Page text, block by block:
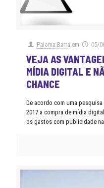
Paloma Barra em 05/
VEJA AS
MÍDIA DIGITAL E
CHANCE
De acordo com uma
2017 a compra de mídia
os gastos com publicidade na